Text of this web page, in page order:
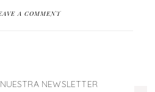
A COMMENT
NEWSLETTER